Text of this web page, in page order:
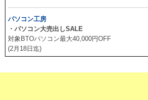
パソコン工房
・パソコン大売出しSALE
対象BTOパソコン最大40,000円OFF
(2月18日迄)